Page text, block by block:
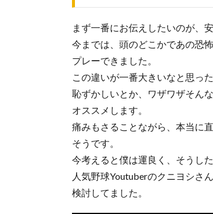
まず一番にお伝えしたいのが、
今までは、頭のどこかであの恐
プレーできました。
この違いが一番大きいなと思った
恥ずかしいとか、ワザワザそん
オススメします。
痛みもさることながら、本当に
そうです。
今考えると僕は運良く、そうし
人気野球Youtuberのクニヨシさ
検討してました。